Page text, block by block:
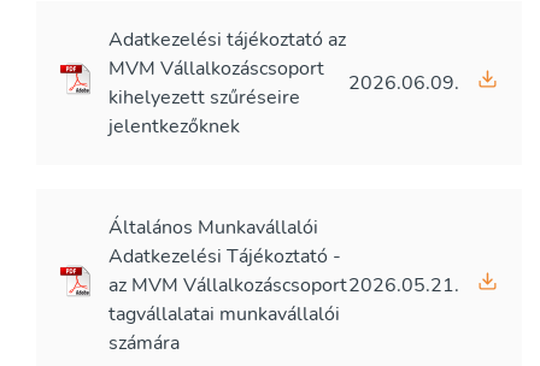
Adatkezelési tájékoztató az
MVM Vállalkozáscsoport
kihelyezett szűréseire
jelentkezőknek
2026.06.09.
Általános Munkavállalói
Adatkezelési Tájékoztató -
az MVM Vállalkozáscsoport
tagvállalatai munkavállalói
számára
2026.05.21.